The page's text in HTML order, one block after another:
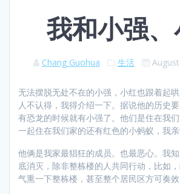
我和小强
Chang Guohua 生活
无法摆脱无处不在的小强，小红也跟着起
人不认得，我得介绍一下。据说他的历史
有恐龙的时候就有小强了。他们是住在我
一起住在我们家的还有红色的小蚂蚁，我亲
他俩是我家最猖狂的成员。也最恶心。我
底消灭，除非整栋楼的人共同行动，比如
气熏一下整栋楼，甚至整个居民区方可奏效